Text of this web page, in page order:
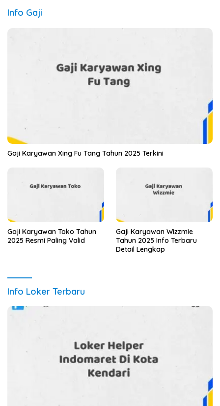
Info Gaji
Gaji Karyawan Xing Fu Tang Tahun 2025 Terkini
Gaji Karyawan Toko Tahun
2025 Resmi Paling Valid
Gaji Karyawan Wizzmie
Tahun 2025 Info Terbaru
Detail Lengkap
Info Loker Terbaru